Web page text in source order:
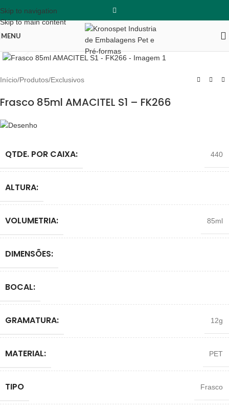
Skip to navigation
Skip to main content
MENU
Clique para ampliar
Início/Produtos/Exclusivos
Frasco 85ml AMACITEL S1 – FK266
QTDE. POR CAIXA: 440
ALTURA:
VOLUMETRIA: 85ml
DIMENSÕES:
BOCAL:
GRAMATURA: 12g
MATERIAL: PET
TIPO Frasco